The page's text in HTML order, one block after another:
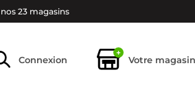
23 magasins
Connexion
+
Votre magasin